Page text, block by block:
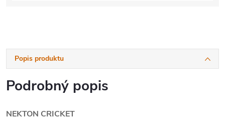
Popis produktu
Podrobný popis
NEKTON CRICKET